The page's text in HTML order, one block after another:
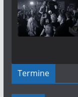
Termine